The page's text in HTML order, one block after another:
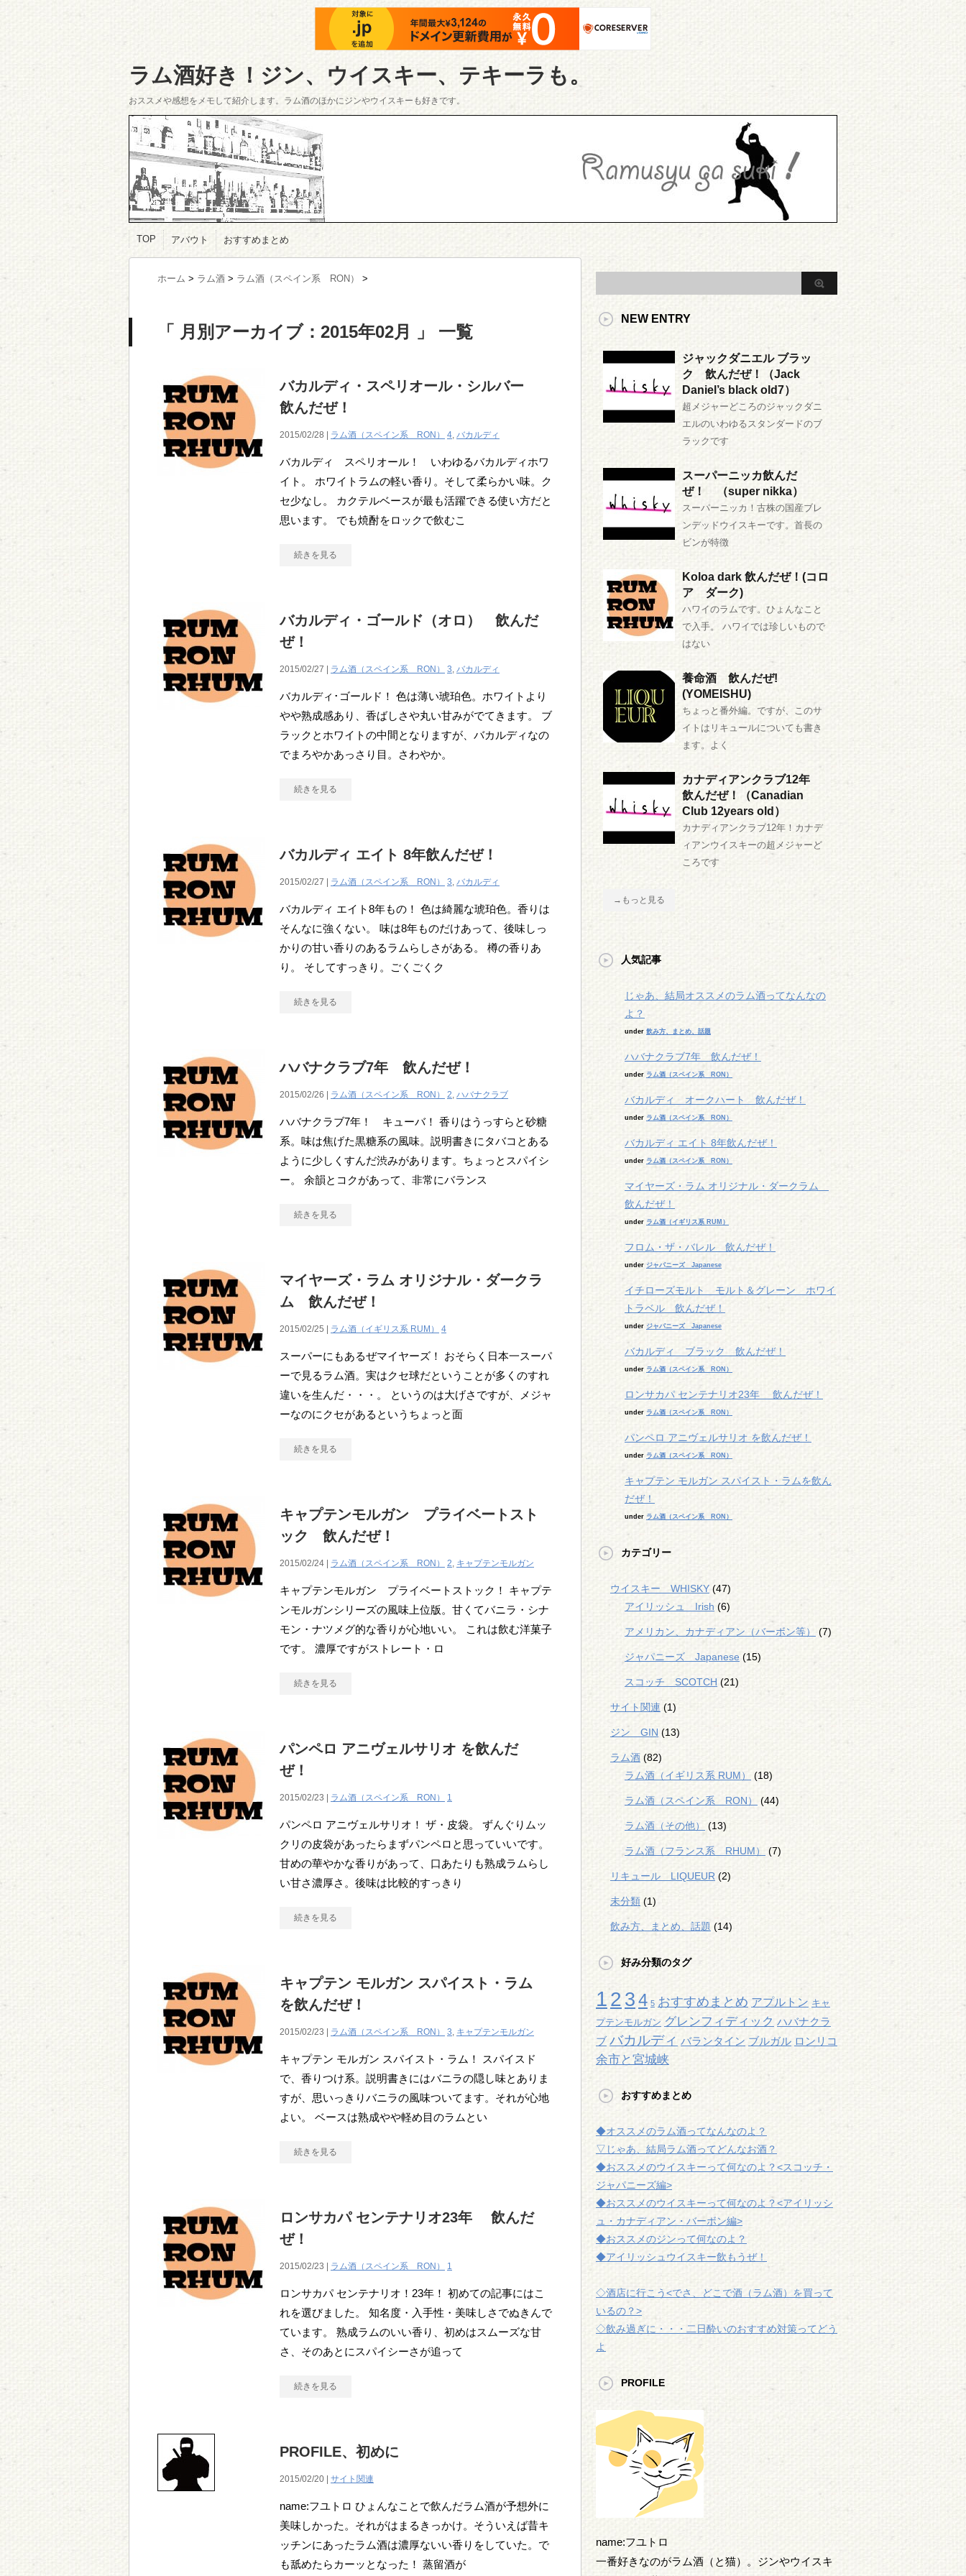
ラム酒好き！ジン、ウイスキー、テキーラも。
おススメや感想をメモして紹介します。ラム酒のほかにジンやウイスキーも好きです。
TOP アバウト おすすめまとめ
ホーム > ラム酒 > ラム酒（スペイン系 RON） >
「 月別アーカイブ：2015年02月 」 一覧
バカルディ・スペリオール・シルバー
飲んだぜ！
2015/02/28 | ラム酒（スペイン系 RON） 4, バカルディ
バカルディ スペリオール！ いわゆるバカルディホワ
イト。 ホワイトラムの軽い香り。そして柔らかい味。ク
セ少なし。 カクテルベースが最も活躍できる使い方だと
思います。 でも焼酎をロックで飲むこ
続きを見る
バカルディ・ゴールド（オロ） 飲んだ
ぜ！
2015/02/27 | ラム酒（スペイン系 RON） 3, バカルディ
バカルディ･ゴールド！ 色は薄い琥珀色。ホワイトより
やや熟成感あり、香ばしさや丸い甘みがでてきます。 ブ
ラックとホワイトの中間となりますが、バカルディなの
でまろやかあっさり目。さわやか。
続きを見る
バカルディ エイト 8年飲んだぜ！
2015/02/27 | ラム酒（スペイン系 RON） 3, バカルディ
バカルディ エイト8年もの！ 色は綺麗な琥珀色。香りは
そんなに強くない。 味は8年ものだけあって、後味しっ
かりの甘い香りのあるラムらしさがある。 樽の香りあ
り。 そしてすっきり。ごくごくク
続きを見る
ハバナクラブ7年 飲んだぜ！
2015/02/26 | ラム酒（スペイン系 RON） 2, ハバナクラブ
ハバナクラブ7年！ キューバ！ 香りはうっすらと砂糖
系。味は焦げた黒糖系の風味。説明書きにタバコとある
ように少しくすんだ渋みがあります。ちょっとスパイシ
ー。 余韻とコクがあって、非常にバランス
続きを見る
マイヤーズ・ラム オリジナル・ダークラ
ム 飲んだぜ！
2015/02/25 | ラム酒（イギリス系 RUM） 4
スーパーにもあるぜマイヤーズ！ おそらく日本一スーパ
ーで見るラム酒。実はクセ球だということが多くのすれ
違いを生んだ・・・。 というのは大げさですが、メジャ
ーなのにクセがあるというちょっと面
続きを見る
キャプテンモルガン プライベートスト
ック 飲んだぜ！
2015/02/24 | ラム酒（スペイン系 RON） 2, キャプテンモルガン
キャプテンモルガン プライベートストック！ キャプテ
ンモルガンシリーズの風味上位版。甘くてバニラ・シナ
モン・ナツメグ的な香りが心地いい。 これは飲む洋菓子
です。 濃厚ですがストレート・ロ
続きを見る
パンペロ アニヴェルサリオ を飲んだ
ぜ！
2015/02/23 | ラム酒（スペイン系 RON） 1
パンペロ アニヴェルサリオ！ ザ・皮袋。 ずんぐりムッ
クリの皮袋があったらまずパンペロと思っていいです。
甘めの華やかな香りがあって、口あたりも熟成ラムらし
い甘さ濃厚さ。後味は比較的すっきり
続きを見る
キャプテン モルガン スパイスト・ラム
を飲んだぜ！
2015/02/23 | ラム酒（スペイン系 RON） 3, キャプテンモルガン
キャプテン モルガン スパイスト・ラム！ スパイスド
で、香りつけ系。説明書きにはバニラの隠し味とありま
すが、思いっきりバニラの風味ついてます。それが心地
よい。 ベースは熟成やや軽め目のラムとい
続きを見る
ロンサカパ センテナリオ23年 飲んだ
ぜ！
2015/02/23 | ラム酒（スペイン系 RON） 1
ロンサカパ センテナリオ！23年！ 初めての記事にはこ
れを選びました。 知名度・入手性・美味しさでぬきんで
ています。 熟成ラムのいい香り、初めはスムーズな甘
さ、そのあとにスパイシーさが追って
続きを見る
PROFILE、初めに
2015/02/20 | サイト関連
name:フユトロ ひょんなことで飲んだラム酒が予想外に
美味しかった。それがはまるきっかけ。そういえば昔キ
ッチンにあったラム酒は濃厚ないい香りをしていた。で
も舐めたらカーッとなった！ 蒸留酒が
NEW ENTRY
ジャックダニエル ブラッ
ク 飲んだぜ！（Jack
Daniel’s black old7）
超メジャーどころのジャックダニ
エルのいわゆるスタンダードのブ
ラックです
スーパーニッカ飲んだ
ぜ！ （super nikka）
スーパーニッカ！古株の国産ブレ
ンデッドウイスキーです。首長の
ビンが特徴
Koloa dark 飲んだぜ！(コロ
ア ダーク)
ハワイのラムです。ひょんなこと
で入手。 ハワイでは珍しいもので
はない
養命酒 飲んだぜ!
(YOMEISHU)
ちょっと番外編。ですが、このサ
イトはリキュールについても書き
ます。よく
カナディアンクラブ12年
飲んだぜ！（Canadian
Club 12years old）
カナディアンクラブ12年！カナデ
ィアンウイスキーの超メジャーど
ころです
→もっと見る
人気記事
じゃあ、結局オススメのラム酒ってなんなの
よ？
under 飲み方、まとめ、話題
ハバナクラブ7年 飲んだぜ！
under ラム酒（スペイン系 RON）
バカルディ オークハート 飲んだぜ！
under ラム酒（スペイン系 RON）
バカルディ エイト 8年飲んだぜ！
under ラム酒（スペイン系 RON）
マイヤーズ・ラム オリジナル・ダークラム
飲んだぜ！
under ラム酒（イギリス系 RUM）
フロム・ザ・バレル 飲んだぜ！
under ジャパニーズ Japanese
イチローズモルト モルト＆グレーン ホワイ
トラベル 飲んだぜ！
under ジャパニーズ Japanese
バカルディ ブラック 飲んだぜ！
under ラム酒（スペイン系 RON）
ロンサカパ センテナリオ23年 飲んだぜ！
under ラム酒（スペイン系 RON）
パンペロ アニヴェルサリオ を飲んだぜ！
under ラム酒（スペイン系 RON）
キャプテン モルガン スパイスト・ラムを飲ん
だぜ！
under ラム酒（スペイン系 RON）
カテゴリー
ウイスキー WHISKY (47)
アイリッシュ Irish (6)
アメリカン、カナディアン（バーボン等） (7)
ジャパニーズ Japanese (15)
スコッチ SCOTCH (21)
サイト関連 (1)
ジン GIN (13)
ラム酒 (82)
ラム酒（イギリス系 RUM）
(18)
ラム酒（スペイン系 RON） (44)
ラム酒（その他） (13)
ラム酒（フランス系 RHUM） (7)
リキュール LIQUEUR (2)
未分類 (1)
飲み方、まとめ、話題 (14)
好み分類のタグ
12 34 5 おすすめまとめ アプルトン キャ
プテンモルガン グレンフィディック ハバナクラ
ブ バカルディ バランタイン ブルガル ロンリコ
余市と宮城峡
おすすめまとめ
◆オススメのラム酒ってなんなのよ？
▽じゃあ、結局ラム酒ってどんなお酒？
◆おススメのウイスキーって何なのよ？<スコッチ・
ジャパニーズ編>
◆おススメのウイスキーって何なのよ？<アイリッシ
ュ・カナディアン・バーボン編>
◆おススメのジンって何なのよ？
◆アイリッシュウイスキー飲もうぜ！
◇酒店に行こう<でさ、どこで酒（ラム酒）を買って
いるの？>
◇飲み過ぎに・・・二日酔いのおすすめ対策ってどう
よ
PROFILE
name:フユトロ
一番好きなのがラム酒（と猫）。ジンやウイスキ